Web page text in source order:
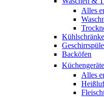
Alles
Kühlschränke
Backöfen
Küchengeräte
Alles